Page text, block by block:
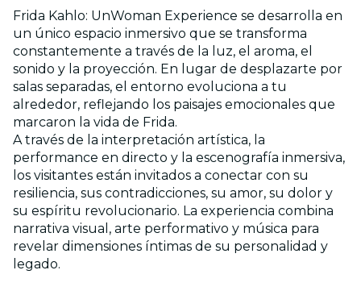
Frida Kahlo: UnWoman Experience se desarrolla en
un único espacio inmersivo que se transforma
constantemente a través de la luz, el aroma, el
sonido y la proyección. En lugar de desplazarte por
salas separadas, el entorno evoluciona a tu
alrededor, reflejando los paisajes emocionales que
marcaron la vida de Frida.
A través de la interpretación artística, la
performance en directo y la escenografía inmersiva,
los visitantes están invitados a conectar con su
resiliencia, sus contradicciones, su amor, su dolor y
su espíritu revolucionario. La experiencia combina
narrativa visual, arte performativo y música para
revelar dimensiones íntimas de su personalidad y
legado.